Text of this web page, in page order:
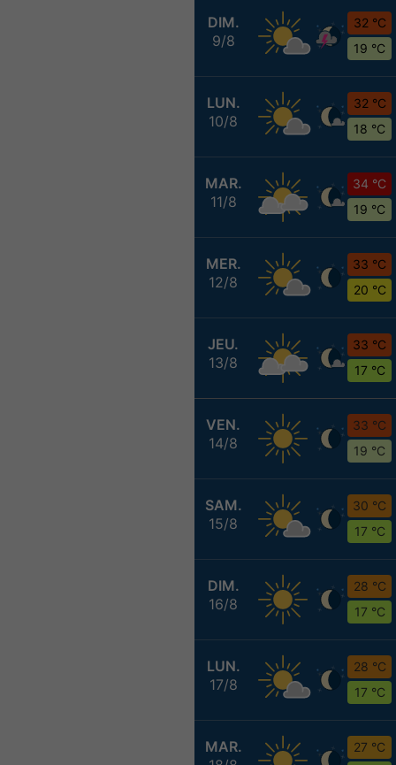
DIM.
9/8
32 °C
19 °C
LUN.
10/8
32 °C
18 °C
MAR.
11/8
34 °C
19 °C
MER.
12/8
33 °C
20 °C
JEU.
13/8
33 °C
17 °C
VEN.
14/8
33 °C
19 °C
SAM.
15/8
30 °C
17 °C
DIM.
16/8
28 °C
17 °C
LUN.
17/8
28 °C
17 °C
MAR.
27 °C